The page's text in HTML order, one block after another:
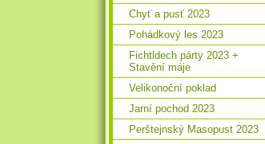
Chyť a pusť 2023
Pohádkový les 2023
Fichtldech párty 2023 +
Stavění máje
Velikonoční poklad
Jarní pochod 2023
Perštejnský Masopust 2023